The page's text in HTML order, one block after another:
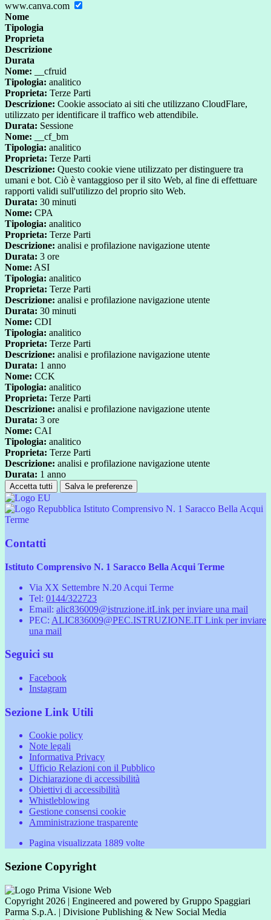
www.canva.com
Nome
Tipologia
Proprieta
Descrizione
Durata
Nome: __cfruid
Tipologia: analitico
Proprieta: Terze Parti
Descrizione: Cookie associato ai siti che utilizzano CloudFlare,
utilizzato per identificare il traffico web attendibile.
Durata: Sessione
Nome: __cf_bm
Tipologia: analitico
Proprieta: Terze Parti
Descrizione: Questo cookie viene utilizzato per distinguere tra
umani e bot. Ciò è vantaggioso per il sito Web, al fine di effettuare
rapporti validi sull'utilizzo del proprio sito Web.
Durata: 30 minuti
Nome: CPA
Tipologia: analitico
Proprieta: Terze Parti
Descrizione: analisi e profilazione navigazione utente
Durata: 3 ore
Nome: ASI
Tipologia: analitico
Proprieta: Terze Parti
Descrizione: analisi e profilazione navigazione utente
Durata: 30 minuti
Nome: CDI
Tipologia: analitico
Proprieta: Terze Parti
Descrizione: analisi e profilazione navigazione utente
Durata: 1 anno
Nome: CCK
Tipologia: analitico
Proprieta: Terze Parti
Descrizione: analisi e profilazione navigazione utente
Durata: 3 ore
Nome: CAI
Tipologia: analitico
Proprieta: Terze Parti
Descrizione: analisi e profilazione navigazione utente
Durata: 1 anno
Accetta tutti Salva le preferenze
Istituto Comprensivo N. 1 Saracco Bella Acqui
Terme
Contatti
Istituto Comprensivo N. 1 Saracco Bella Acqui Terme
Via XX Settembre N.20 Acqui Terme
Tel: 0144/322723
Email: alic836009@istruzione.itLink per inviare una mail
PEC: ALIC836009@PEC.ISTRUZIONE.IT Link per inviare
una mail
Seguici su
Facebook
Instagram
Sezione Link Utili
Cookie policy
Note legali
Informativa Privacy
Ufficio Relazioni con il Pubblico
Dichiarazione di accessibilità
Obiettivi di accessibilità
Whistleblowing
Gestione consensi cookie
Amministrazione trasparente
Pagina visualizzata 1889 volte
Sezione Copyright
Copyright 2026 | Engineered and powered by Gruppo Spaggiari
Parma S.p.A. | Divisione Publishing & New Social Media